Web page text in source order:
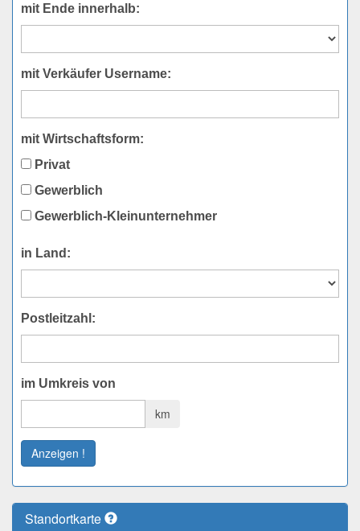
mit Ende innerhalb:
mit Verkäufer Username:
mit Wirtschaftsform:
Privat
Gewerblich
Gewerblich-Kleinunternehmer
in Land:
Postleitzahl:
im Umkreis von
km
Anzeigen !
Standortkarte